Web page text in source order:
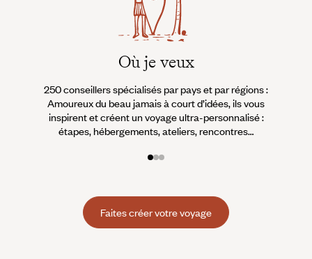
Où je veux
250 conseillers spécialisés par pays et par régions :
Amoureux du beau jamais à court d’idées, ils vous
inspirent et créent un voyage ultra-personnalisé :
étapes, hébergements, ateliers, rencontres…
Faites créer votre voyage